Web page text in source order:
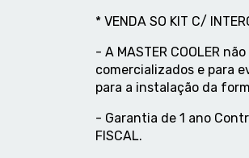
* VENDA SO KIT C/
- A MASTER COOLER
comercializados e para
para a instalação da
- Garantia de 1 ano
FISCAL.